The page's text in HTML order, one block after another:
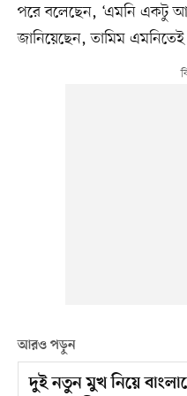
পরে বলেছেন, ‘এমনি একটু
জানিয়েছেন, তামিম
আরও পড়ুন
দুই নতুন মুখ নিয়ে